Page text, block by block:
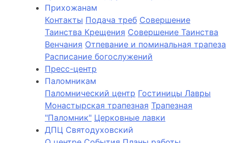
Прихожанам
Контакты Подача треб Совершение
Таинства Крещения Совершение Таинства
Венчания Отпевание и поминальная трапеза
Расписание богослужений
Пресс-центр
Паломникам
Паломнический центр Гостиницы Лавры
Монастырская трапезная Трапезная
"Паломник" Церковные лавки
ДПЦ Святодуховский